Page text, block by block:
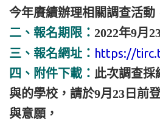
今年賡續辦理相關調查活動
二、報名期限： 2022年9月
三、報名網址： https://
四、附件下載： 此次調查採
與的學校，請於9月23日前
與意願，